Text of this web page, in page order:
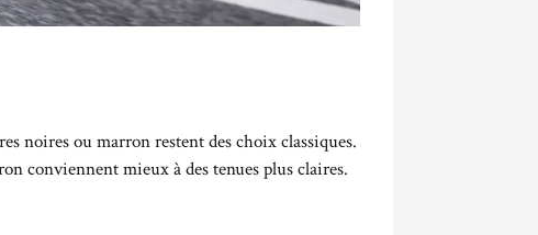
noires ou marron restent des choix classiques.
conviennent mieux à des tenues plus claires.